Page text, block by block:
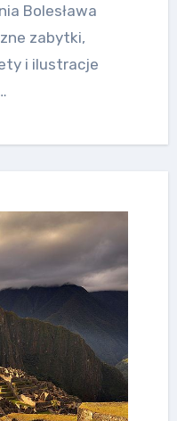
Bolesława
zabytki,
i ilustracje